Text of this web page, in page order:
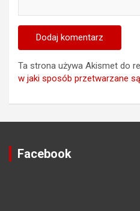
Ta strona używa Akismet do
w jaki sposób przetwarzane
Facebook